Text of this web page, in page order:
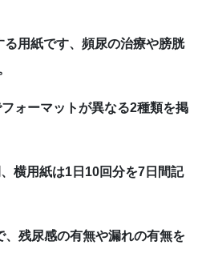
用紙です、頻尿の治療や膀胱
ォーマットが異なる2種類を掲
横用紙は1日10回分を7日間記
残尿感の有無や漏れの有無を